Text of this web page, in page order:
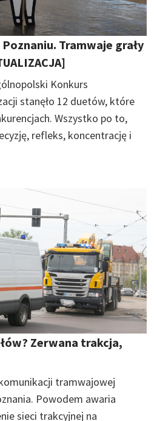
Tramwaje grały
Konkurs
stanęło 12 duetów, które
Wszystko po to,
refleks, koncentrację i
Zerwana trakcja,
tramwajowej
Powodem awaria
sieci trakcyjnej na